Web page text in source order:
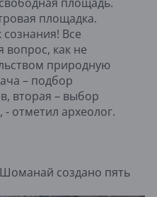
площадка.
Все
вопрос, как не
природную
– подбор
вторая – выбор
отметил археолог.
создано пять